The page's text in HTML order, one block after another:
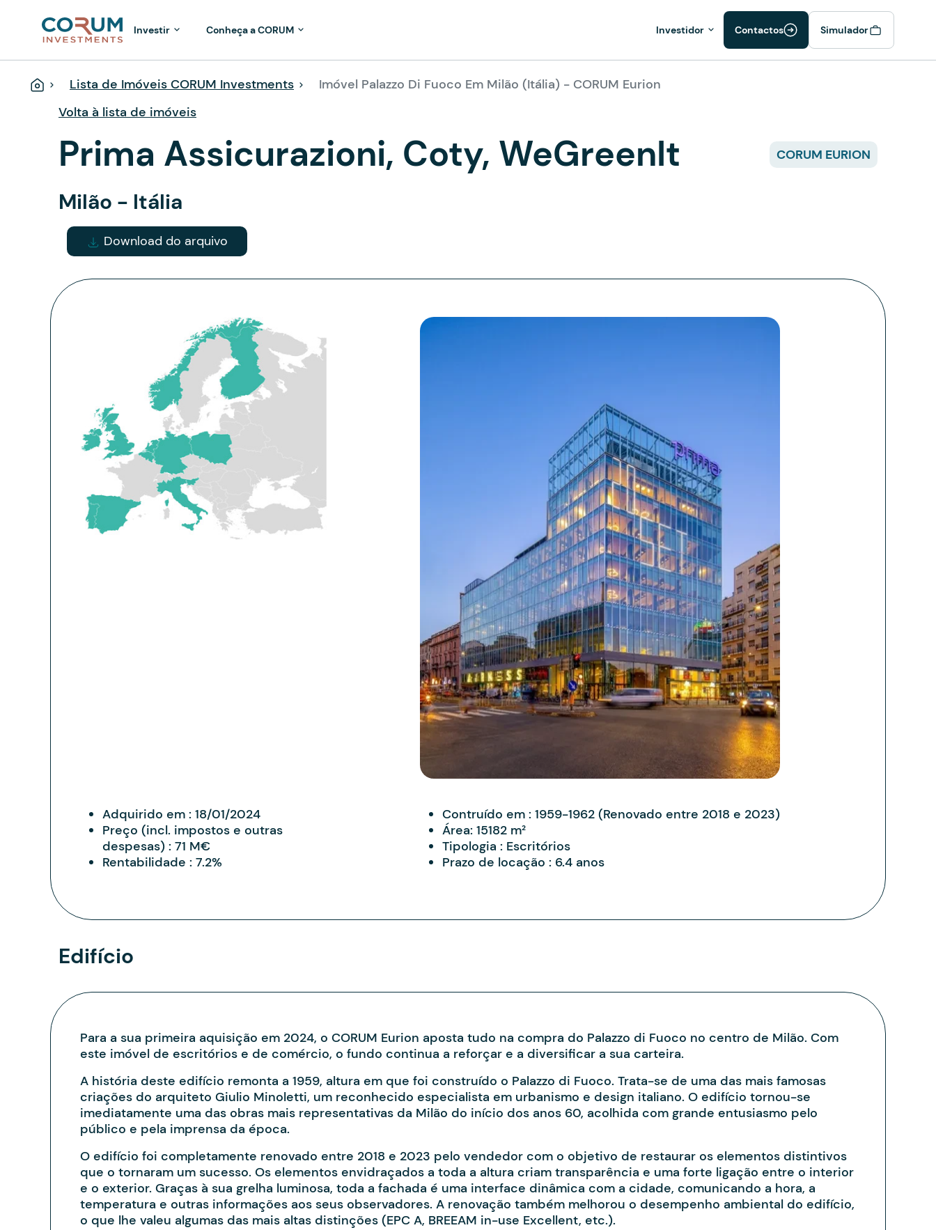
PáginaLista de Imóveis CORUM Investments Imóvel Palazzo Di Fuoco Em Milão (Itália) - CORUM Eurion
Investir Conheça a CORUM Investidor Contactos Simulador
Volta à lista de imóveis
Prima Assicurazioni, Coty, WeGreenIt CORUM EURION
Milão - Itália
Download do arquivo
Adquirido em :18/01/2024
Preço (incl. impostos e outras
despesas) :71 M€
Rentabilidade :7.2%
Contruído em :1959-1962 (Renovado entre 2018 e 2023)
Área:15182 m²
Tipologia : Escritórios
Prazo de locação : 6.4 anos
Edifício
Para a sua primeira aquisição em 2024, o CORUM Eurion aposta tudo na compra do Palazzo di Fuoco no centro de Milão. Com
este imóvel de escritórios e de comércio, o fundo continua a reforçar e a diversificar a sua carteira.
A história deste edifício remonta a 1959, altura em que foi construído o Palazzo di Fuoco. Trata-se de uma das mais famosas
criações do arquiteto Giulio Minoletti, um reconhecido especialista em urbanismo e design italiano. O edifício tornou-se
imediatamente uma das obras mais representativas da Milão do início dos anos 60, acolhida com grande entusiasmo pelo
público e pela imprensa da época.
O edifício foi completamente renovado entre 2018 e 2023 pelo vendedor com o objetivo de restaurar os elementos distintivos
que o tornaram um sucesso. Os elementos envidraçados a toda a altura criam transparência e uma forte ligação entre o interior
e o exterior. Graças à sua grelha luminosa, toda a fachada é uma interface dinâmica com a cidade, comunicando a hora, a
temperatura e outras informações aos seus observadores. A renovação também melhorou o desempenho ambiental do edifício,
o que lhe valeu algumas das mais altas distinções (EPC A, BREEAM in-use Excellent, etc.).